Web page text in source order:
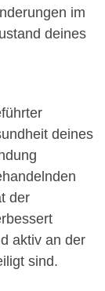
im
deines
deines
der
aktiv an der
sind.